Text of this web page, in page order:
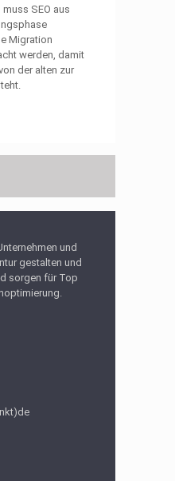
SEO aus
Migration
werden, damit
der alten zur
und
gestalten und
sorgen für Top